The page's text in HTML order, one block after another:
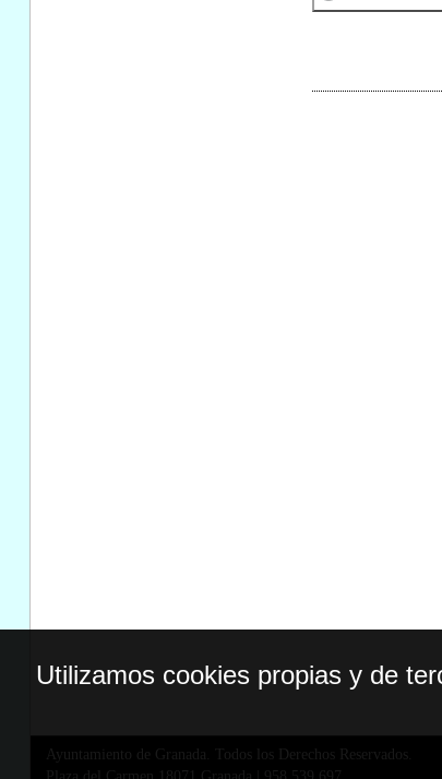
Ayuntamiento de Granada. Todos los Derechos Reservados.
Utilizamos cookies propias y de